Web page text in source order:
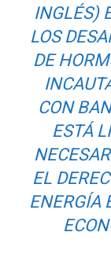
INGLÉS)
LOS
DE
CON
ESTÁ
EL
ENERGÍA